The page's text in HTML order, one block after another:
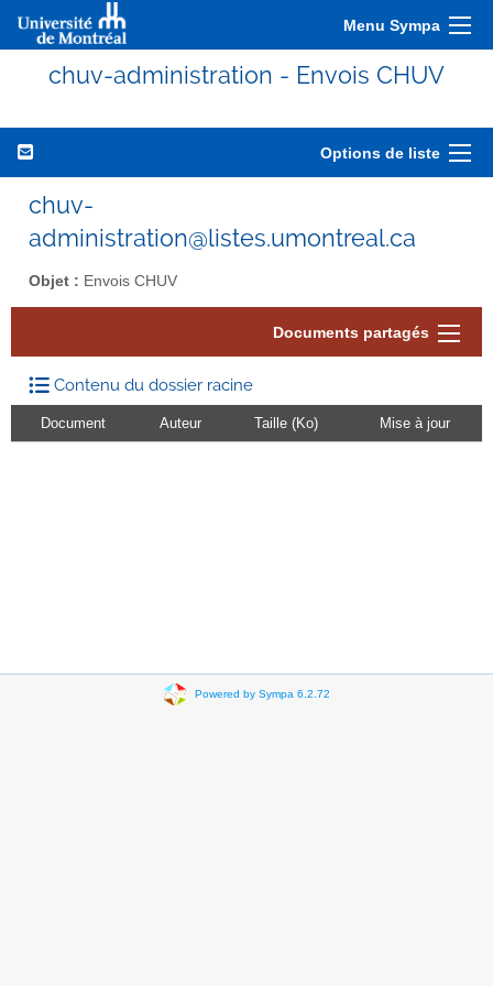
Menu Sympa
chuv-administration - Envois CHUV
Options de liste
chuv-
administration@listes.umontreal.ca
Objet : Envois CHUV
Documents partagés
Contenu du dossier racine
Document Auteur Taille (Ko) Mise à jour
Powered by Sympa 6.2.72